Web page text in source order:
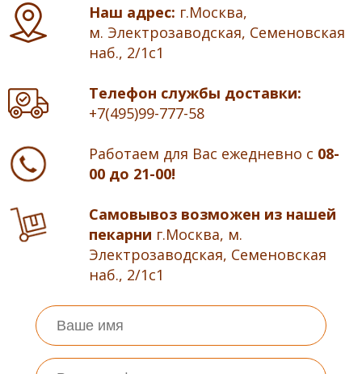
Наш адрес: г.Москва,
м. Электрозаводская, Семеновская
наб., 2/1с1
Телефон службы доставки:
+7(495)99-777-58
Работаем для Вас ежедневно с 08-
00 до 21-00!
Самовывоз возможен из нашей
пекарни г.Москва, м.
Электрозаводская, Семеновская
наб., 2/1с1